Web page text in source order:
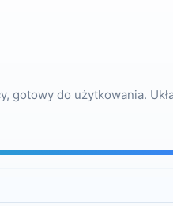
gotowy do użytkowania.